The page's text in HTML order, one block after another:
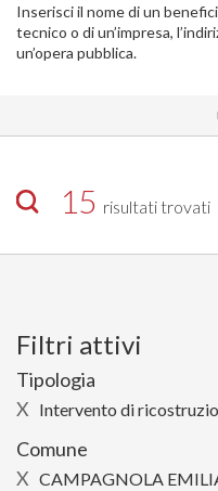
RICOSTRUZIONE
ATTIVITÀ
INTERVENTI
SI
Inserisci il nome di un
tecnico o di un’impresa,
un’opera pubblica.
15 risultati trovati
Filtri attivi
Tipologia
X Intervento di
Comune
X CAMPAGNOLA